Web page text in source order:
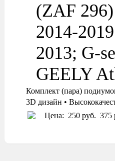
(ZAF
2014-
2013; G-
GEELY
Комплект (пара)
3D дизайн •
Цена: 250 руб. 375